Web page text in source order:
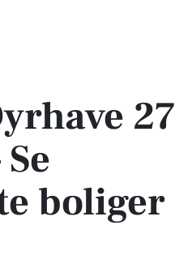
boliger her
27
boliger